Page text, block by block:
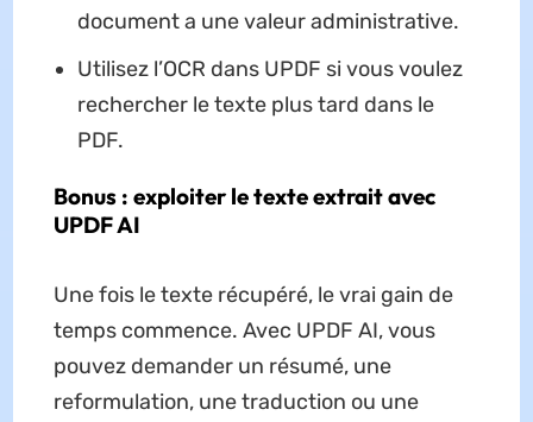
document a une valeur administrative.
Utilisez l’OCR dans UPDF si vous voulez
rechercher le texte plus tard dans le
PDF.
Bonus : exploiter le texte extrait avec
UPDF AI
Une fois le texte récupéré, le vrai gain de
temps commence. Avec UPDF AI, vous
pouvez demander un résumé, une
reformulation, une traduction ou une